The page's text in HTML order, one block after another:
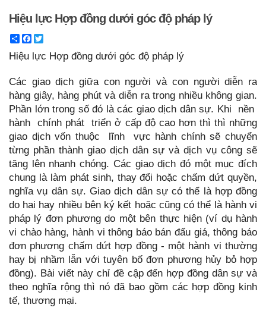
Hiệu lực Hợp đồng dưới góc độ pháp lý
ShareFacebook
Hiệu lực Hợp đồng dưới góc độ pháp lý
Các giao dịch giữa con người và con người diễn ra
hàng giây, hàng phút và diễn ra trong nhiều không gian.
Phần lớn trong số đó là các giao dịch dân sự. Khi nền
hành chính phát triển ở cấp độ cao hơn thì thì những
giao dịch vốn thuộc lĩnh vực hành chính sẽ chuyển
từng phần thành giao dịch dân sự và dịch vụ công sẽ
tăng lên nhanh chóng. Các giao dịch đó một mục đích
chung là làm phát sinh, thay đổi hoặc chấm dứt quyền,
nghĩa vụ dân sự. Giao dịch dân sự có thể là hợp đồng
do hai hay nhiều bên ký kết hoặc cũng có thể là hành vi
pháp lý đơn phương do một bên thực hiện (ví dụ hành
vi chào hàng, hành vi thông báo bán đấu giá, thông báo
đơn phương chấm dứt hợp đồng - một hành vi thường
hay bị nhầm lẫn với tuyên bố đơn phương hủy bỏ hợp
đồng). Bài viết này chỉ đề cập đến hợp đồng dân sự và
theo nghĩa rộng thì nó đã bao gồm các hợp đồng kinh
tế, thương mại.